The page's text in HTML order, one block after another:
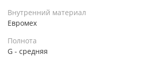
Внутренний материал
Евромех
Полнота
G - средняя